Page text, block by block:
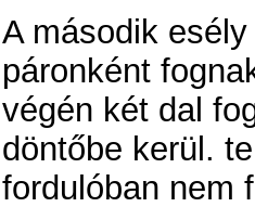
A második
páronként
végén két dal
döntőbe kerül.
fordulóban nem